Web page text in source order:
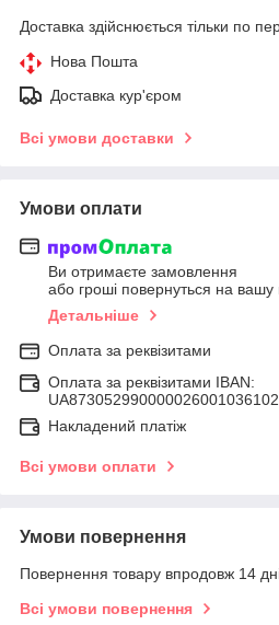
Доставка здійснюється тільки по
Нова Пошта
Доставка кур'єром
Всі умови доставки
Умови оплати
Ви отримаєте замовлення
або гроші повернуться на вашу
Детальніше
Оплата за реквізитами
Оплата за реквізитами IBAN:
Накладений платіж
Всі умови оплати
Умови повернення
Повернення товару впродовж 14
Всі умови повернення